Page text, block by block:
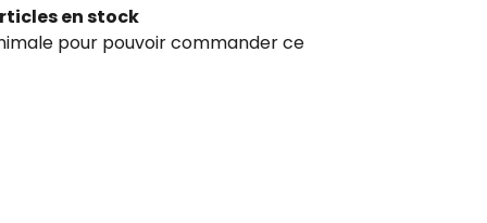
en stock
pour pouvoir commander ce